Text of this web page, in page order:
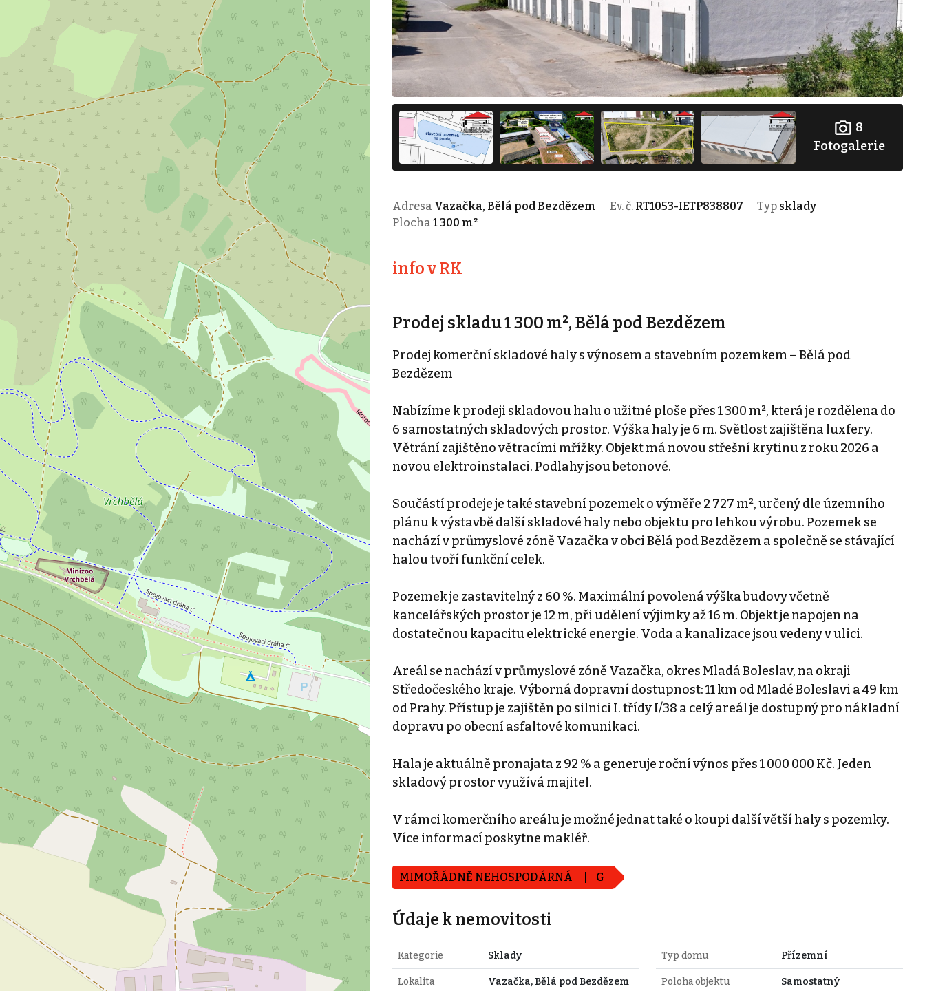
8
Fotogalerie
Adresa Vazačka, Bělá pod Bezdězem Ev. č. RT1053-IETP838807 Typ sklady
Plocha 1 300 m²
info v RK
Prodej skladu 1 300 m², Bělá pod Bezdězem
Prodej komerční skladové haly s výnosem a stavebním pozemkem – Bělá pod
Bezdězem
Nabízíme k prodeji skladovou halu o užitné ploše přes 1 300 m², která je rozdělena do
6 samostatných skladových prostor. Výška haly je 6 m. Světlost zajištěna luxfery.
Větrání zajištěno větracími mřížky. Objekt má novou střešní krytinu z roku 2026 a
novou elektroinstalaci. Podlahy jsou betonové.
Součástí prodeje je také stavební pozemek o výměře 2 727 m², určený dle územního
plánu k výstavbě další skladové haly nebo objektu pro lehkou výrobu. Pozemek se
nachází v průmyslové zóně Vazačka v obci Bělá pod Bezdězem a společně se stávající
halou tvoří funkční celek.
Pozemek je zastavitelný z 60 %. Maximální povolená výška budovy včetně
kancelářských prostor je 12 m, při udělení výjimky až 16 m. Objekt je napojen na
dostatečnou kapacitu elektrické energie. Voda a kanalizace jsou vedeny v ulici.
Areál se nachází v průmyslové zóně Vazačka, okres Mladá Boleslav, na okraji
Středočeského kraje. Výborná dopravní dostupnost: 11 km od Mladé Boleslavi a 49 km
od Prahy. Přístup je zajištěn po silnici I. třídy I/38 a celý areál je dostupný pro nákladní
dopravu po obecní asfaltové komunikaci.
Hala je aktuálně pronajata z 92 % a generuje roční výnos přes 1 000 000 Kč. Jeden
skladový prostor využívá majitel.
V rámci komerčního areálu je možné jednat také o koupi další větší haly s pozemky.
Více informací poskytne makléř.
MIMOŘÁDNĚ NEHOSPODÁRNÁ G
Údaje k nemovitosti
Kategorie Sklady
Lokalita Vazačka, Bělá pod Bezdězem
Typ domu Přízemní
Poloha objektu Samostatný